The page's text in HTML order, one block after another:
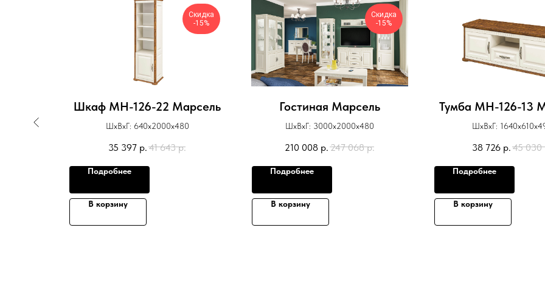
Скидка
-15%
Шкаф МН-126-22 Марсель
ШхВхГ: 640х2000х480
35 397 р. 41 643 р.
Подробнее
В корзину
Скидка
-15%
Гостиная Марсель
ШхВхГ: 3000х2000х480
210 008 р. 247 068 р.
Подробнее
В корзину
Тумба МН-126-13
ШхВхГ:
38 726 р. 45 030
Подробнее
В корзину